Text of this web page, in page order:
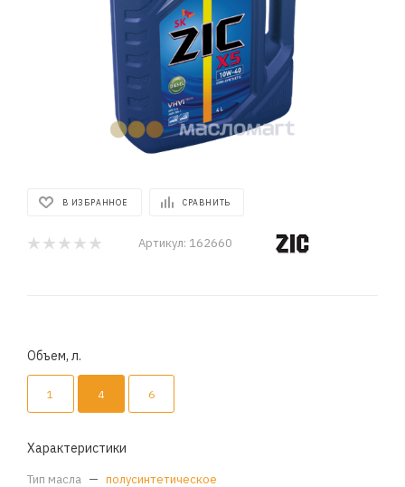
В ИЗБРАННОЕ СРАВНИТЬ
Артикул: 162660
Объем, л.
1 4 6
Характеристики
Тип масла — полусинтетическое